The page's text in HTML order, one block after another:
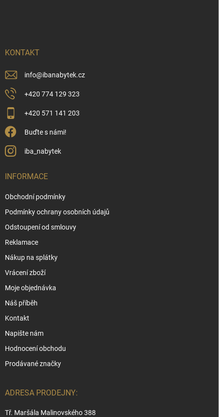
KONTAKT
info@ibanabytek.cz
+420 774 129 323
+420 571 141 203
Buďte s námi!
iba_nabytek
INFORMACE
Obchodní podmínky
Podmínky ochrany osobních údajů
Odstoupení od smlouvy
Reklamace
Nákup na splátky
Vrácení zboží
Moje objednávka
Náš příběh
Kontakt
Napište nám
Hodnocení obchodu
Prodávané značky
ADRESA PRODEJNY:
Tř. Maršála Malinovského 388